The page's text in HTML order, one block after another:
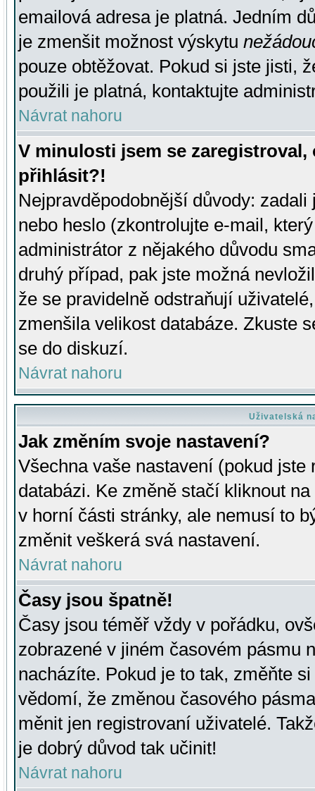
emailová adresa je platná. Jedním
je zmenšit možnost výskytu
pouze obtěžovat. Pokud si jste jisti,
použili je platná, kontaktujte
Návrat nahoru
V minulosti jsem se
přihlásit?!
Nejpravděpodobnější důvody:
nebo heslo (zkontrolujte e-mail,
administrátor z nějakého důvodu
druhý případ, pak jste možná
že se pravidelně odstraňují
zmenšila velikost databáze. Zkuste
se do diskuzí.
Návrat nahoru
Uživatelská
Jak změním svoje nastavení?
Všechna vaše nastavení (pokud
databázi. Ke změně stačí kliknout
v horní části stránky, ale nemusí to
změnit veškerá svá nastavení.
Návrat nahoru
Časy jsou špatně!
Časy jsou téměř vždy v pořádku,
zobrazené v jiném časovém pásmu
nacházíte. Pokud je to tak, změňte
vědomí, že změnou časového
měnit jen registrovaní uživatelé.
je dobrý důvod tak učinit!
Návrat nahoru